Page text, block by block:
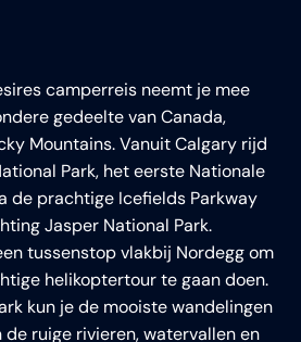
camperreis neemt je mee
gedeelte van Canada,
Mountains. Vanuit Calgary rijd
Park, het eerste Nationale
de prachtige Icefields Parkway
Jasper National Park.
tussenstop vlakbij Nordegg om
helikoptertour te gaan doen.
kun je de mooiste wandelingen
de ruige rivieren, watervallen en